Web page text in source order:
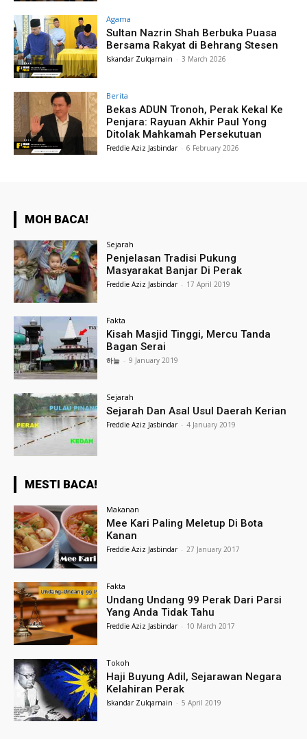
Agama
Sultan Nazrin Shah Berbuka Puasa
Bersama Rakyat di Behrang Stesen
Iskandar Zulqarnain - 3 March 2026
Berita
Bekas ADUN Tronoh, Perak Kekal Ke
Penjara: Rayuan Akhir Paul Yong
Ditolak Mahkamah Persekutuan
Freddie Aziz Jasbindar - 6 February 2026
MOH BACA!
Sejarah
Penjelasan Tradisi Pukung
Masyarakat Banjar Di Perak
Freddie Aziz Jasbindar - 17 April 2019
Fakta
Kisah Masjid Tinggi, Mercu Tanda
Bagan Serai
하늘 - 9 January 2019
Sejarah
Sejarah Dan Asal Usul Daerah Kerian
Freddie Aziz Jasbindar - 4 January 2019
MESTI BACA!
Makanan
Mee Kari Paling Meletup Di Bota
Kanan
Freddie Aziz Jasbindar - 27 January 2017
Fakta
Undang Undang 99 Perak Dari Parsi
Yang Anda Tidak Tahu
Freddie Aziz Jasbindar - 10 March 2017
Tokoh
Haji Buyung Adil, Sejarawan Negara
Kelahiran Perak
Iskandar Zulqarnain - 5 April 2019